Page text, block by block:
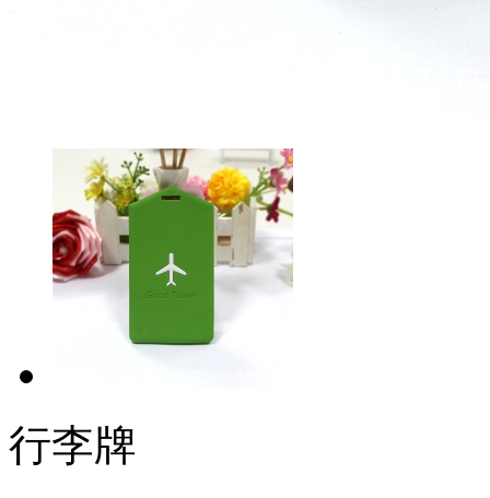
行李牌